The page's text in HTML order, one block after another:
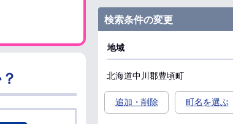
検索条件の変更
地域
北海道中川郡豊頃町
追加・削除 町名を選ぶ